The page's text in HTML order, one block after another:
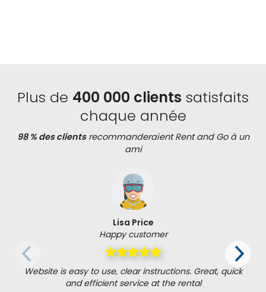
Plus de 400 000 clients satisfaits
chaque année
98 % des clientsrecommanderaient Rent and Go à un
ami
Lisa Price
Happy customer
Website is easy to use, clear instructions. Great, quick
and efficient service at the rental